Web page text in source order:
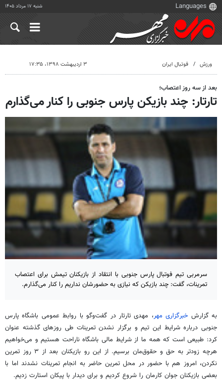
شنبه ۱۷ مرداد ۱۴۰۵
ورزش فوتبال ایران ۳ اردیبهشت ۱۳۹۸، ۱۷:۳۵
بعد از سه روز اعتصاب؛
تارتار: چند بازیکن پارس جنوبی را کنار می‌گذارم
سرمربی تیم فوتبال پارس جنوبی با انتقاد از بازیکنان تیمش برای اعتصاب
تمرینات، گفت: چند بازیکن که نیازی به حضورشان نداریم را کنار می‌گذارم.
به گزارش خبرگزاری مهر، مهدی تارتار در گفت‌وگو با روابط عمومی باشگاه پارس
جنوبی درباره شرایط این تیم و برگزار نشدن تمرینات طی روزهای گذشته عنوان
کرد: طبیعی است که همه ما از شرایط مالی باشگاه ناراحت هستیم و می‌خواهیم
هرچه زودتر به حق و حقوق‌مان برسیم. از این رو بازیکنان بعد از ۳ روز تمرین
نکردن، امروز هم با حضور در محل تمرین حاضر به انجام تمرینات نشدند اما با
بعضی بازیکنان جوان کارمان را شروع کردیم و برای دیدار با پیکان استارت زدیم.